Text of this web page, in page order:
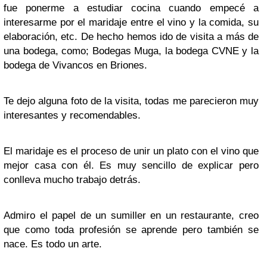
fue ponerme a estudiar cocina cuando empecé a
interesarme por el maridaje entre el vino y la comida, su
elaboración, etc. De hecho hemos ido de visita a más de
una bodega, como; Bodegas Muga, la bodega CVNE y la
bodega de Vivancos en Briones.
Te dejo alguna foto de la visita, todas me parecieron muy
interesantes y recomendables.
El maridaje es el proceso de unir un plato con el vino que
mejor casa con él. Es muy sencillo de explicar pero
conlleva mucho trabajo detrás.
Admiro el papel de un sumiller en un restaurante, creo
que como toda profesión se aprende pero también se
nace. Es todo un arte.